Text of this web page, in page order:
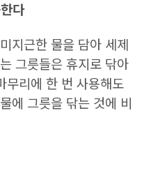
다
지근한 물을 담아 세제
그릇들은 휴지로 닦아
무리에 한 번 사용해도
에 그릇을 닦는 것에 비